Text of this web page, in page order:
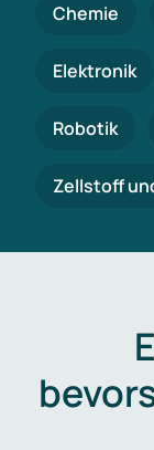
Chemie
Elektronik
Robotik
Zellstoff